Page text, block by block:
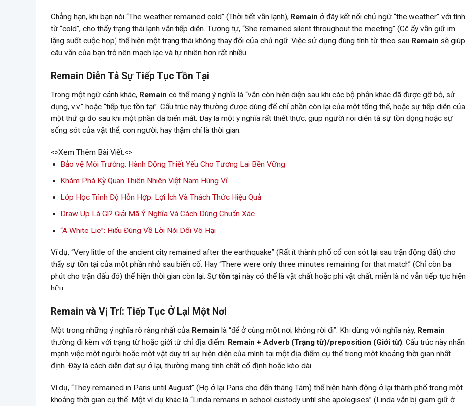
Chẳng hạn, khi bạn nói “The weather remained cold” (Thời tiết vẫn lạnh), Remain ở đây kết nối chủ ngữ “the weather” với tính
từ “cold”, cho thấy trạng thái lạnh vẫn tiếp diễn. Tương tự, “She remained silent throughout the meeting” (Cô ấy vẫn giữ im
lặng suốt cuộc họp) thể hiện một trạng thái không thay đổi của chủ ngữ. Việc sử dụng đúng tính từ theo sau Remain sẽ giúp
câu văn của bạn trở nên mạch lạc và tự nhiên hơn rất nhiều.
Remain Diễn Tả Sự Tiếp Tục Tồn Tại
Trong một ngữ cảnh khác, Remain có thể mang ý nghĩa là “vẫn còn hiện diện sau khi các bộ phận khác đã được gỡ bỏ, sử
dụng, v.v.” hoặc “tiếp tục tồn tại”. Cấu trúc này thường được dùng để chỉ phần còn lại của một tổng thể, hoặc sự tiếp diễn của
một thứ gì đó sau khi một phần đã biến mất. Đây là một ý nghĩa rất thiết thực, giúp người nói diễn tả sự tồn đọng hoặc sự
sống sót của vật thể, con người, hay thậm chí là thời gian.
<>Xem Thêm Bài Viết:<>
Bảo vệ Môi Trường: Hành Động Thiết Yếu Cho Tương Lai Bền Vững
Khám Phá Kỳ Quan Thiên Nhiên Việt Nam Hùng Vĩ
Lớp Học Trình Độ Hỗn Hợp: Lợi Ích Và Thách Thức Hiệu Quả
Draw Up Là Gì? Giải Mã Ý Nghĩa Và Cách Dùng Chuẩn Xác
“A White Lie”: Hiểu Đúng Về Lời Nói Dối Vô Hại
Ví dụ, “Very little of the ancient city remained after the earthquake” (Rất ít thành phố cổ còn sót lại sau trận động đất) cho
thấy sự tồn tại của một phần nhỏ sau biến cố. Hay “There were only three minutes remaining for that match” (Chỉ còn ba
phút cho trận đấu đó) thể hiện thời gian còn lại. Sựtồn tại này có thể là vật chất hoặc phi vật chất, miễn là nó vẫn tiếp tục hiện
hữu.
Remain và Vị Trí: Tiếp Tục Ở Lại Một Nơi
Một trong những ý nghĩa rõ ràng nhất của Remain là “để ở cùng một nơi; không rời đi”. Khi dùng với nghĩa này, Remain
thường đi kèm với trạng từ hoặc giới từ chỉ địa điểm: Remain + Adverb (Trạng từ)/preposition (Giới từ) . Cấu trúc này nhấn
mạnh việc một người hoặc một vật duy trì sự hiện diện của mình tại một địa điểm cụ thể trong một khoảng thời gian nhất
định. Đây là cách diễn đạt sự ở lại, thường mang tính chất cố định hoặc kéo dài.
Ví dụ, “They remained in Paris until August” (Họ ở lại Paris cho đến tháng Tám) thể hiện hành động ở lại thành phố trong một
khoảng thời gian cụ thể. Một ví dụ khác là “Linda remains in school custody until she apologises” (Linda vẫn bị giam giữ ở